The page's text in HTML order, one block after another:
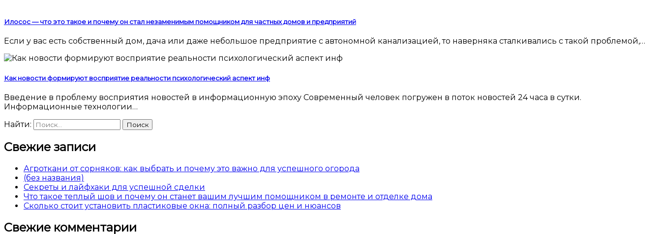
Илосос — что это такое и почему он стал незаменимым помощником для частных домов и предприятий
Если у вас есть собственный дом, дача или даже небольшое предприятие с автономной канализацией, то наверняка сталкивались с такой проблемой,…
Как новости формируют восприятие реальности психологический аспект инф
Введение в проблему восприятия новостей в информационную эпоху Современный человек погружен в поток новостей 24 часа в сутки.
Информационные технологии…
Найти:
Свежие записи
Агроткани от сорняков: как выбрать и почему это важно для успешного огорода
(без названия)
Секреты и лайфхаки для успешной сделки
Что такое теплый шов и почему он станет вашим лучшим помощником в ремонте и отделке дома
Сколько стоит установить пластиковые окна: полный разбор цен и нюансов
Свежие комментарии